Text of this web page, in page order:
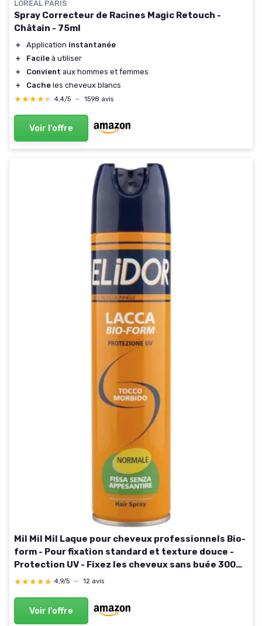
LOREAL PARIS
Spray Correcteur de Racines Magic Retouch -
Châtain - 75ml
＋ Application instantanée
＋
Facile à utiliser
＋
Convient aux hommes et femmes
＋
Cache les cheveux blancs
★★★★★
★★★★★ 4,4/5 — 1598 avis
Voir l'offre
Mil Mil Mil Laque pour cheveux professionnels Bio-
form - Pour fixation standard et texture douce -
Protection UV - Fixez les cheveux sans buée 300
ml Lot de 6 pièces
★★★★★
★★★★★ 4,9/5 — 12 avis
Voir l'offre